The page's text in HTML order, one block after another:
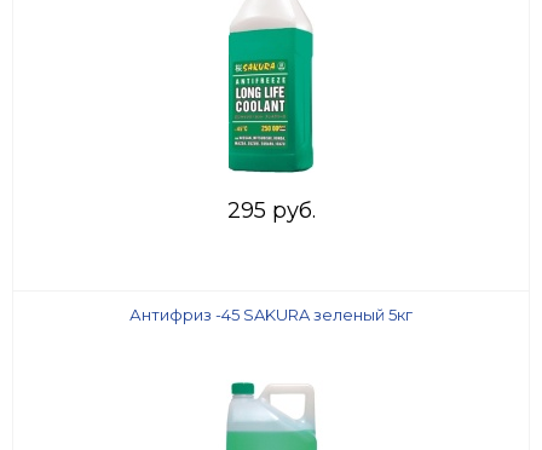
295 руб.
Антифриз -45 SAKURA зеленый 5кг